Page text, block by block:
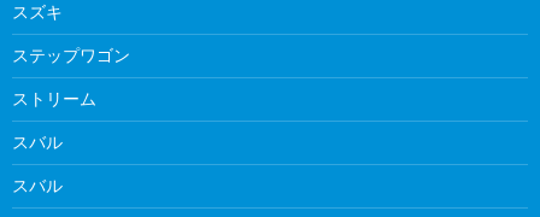
スズキ
ステップワゴン
ストリーム
スバル
スバル